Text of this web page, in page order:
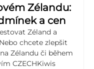
Zélandu:
a cen
Zéland a
chcete zlepšit
Zélandu či během
CZECHKiwis